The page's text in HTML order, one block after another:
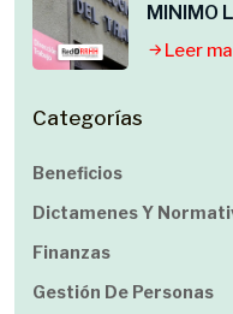
MINIMO
Leer
Categorías
Beneficios
Dictamenes Y
Finanzas
Gestión De Personas